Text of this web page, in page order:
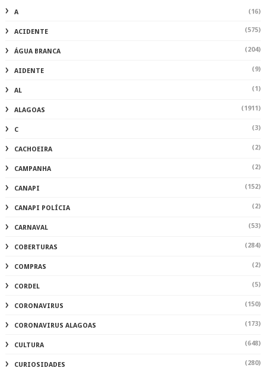
A (16)
ACIDENTE (575)
ÁGUA BRANCA (204)
AIDENTE (9)
AL (1)
ALAGOAS (1911)
C (3)
CACHOEIRA (2)
CAMPANHA (2)
CANAPI (152)
CANAPI POLÍCIA (2)
CARNAVAL (53)
COBERTURAS (284)
COMPRAS (2)
CORDEL (5)
CORONAVIRUS (150)
CORONAVIRUS ALAGOAS (173)
CULTURA (648)
CURIOSIDADES (280)